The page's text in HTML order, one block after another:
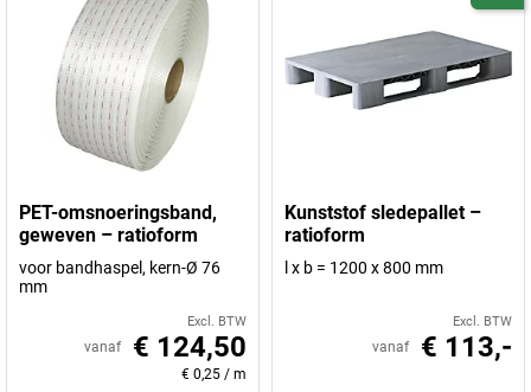
PET-omsnoeringsband,
geweven – ratioform
voor bandhaspel, kern-Ø 76
mm
Excl. BTW
vanaf € 124,50
€ 0,25 / m
Kunststof sledepallet –
ratioform
l x b = 1200 x 800 mm
Excl. BTW
vanaf € 113,-